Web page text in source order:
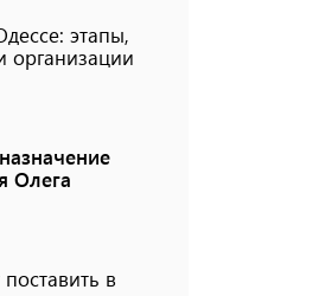
этапы,
организации
Олега
в